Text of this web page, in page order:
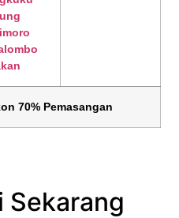
70% Pemasangan
Sekarang